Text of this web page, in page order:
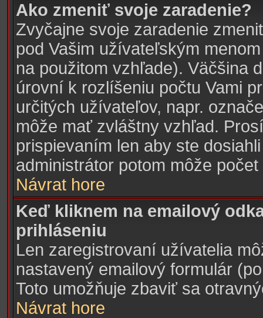
Ako zmeniť svoje zaradenie?
Zvyčajne svoje zaradenie
pod Vašim užívateľským
na použitom vzhľade). Väčšina
úrovní k rozlíšeniu počtu Vami
určitých užívateľov, napr.
môže mať zvláštny vzhľad.
prispievaním len aby ste
administrátor potom môže
Návrat hore
Keď kliknem na emailový
prihláseniu
Len zaregistrovaní užívatelia
nastavený emailový formulár
Toto umožňuje zbaviť sa
Návrat hore